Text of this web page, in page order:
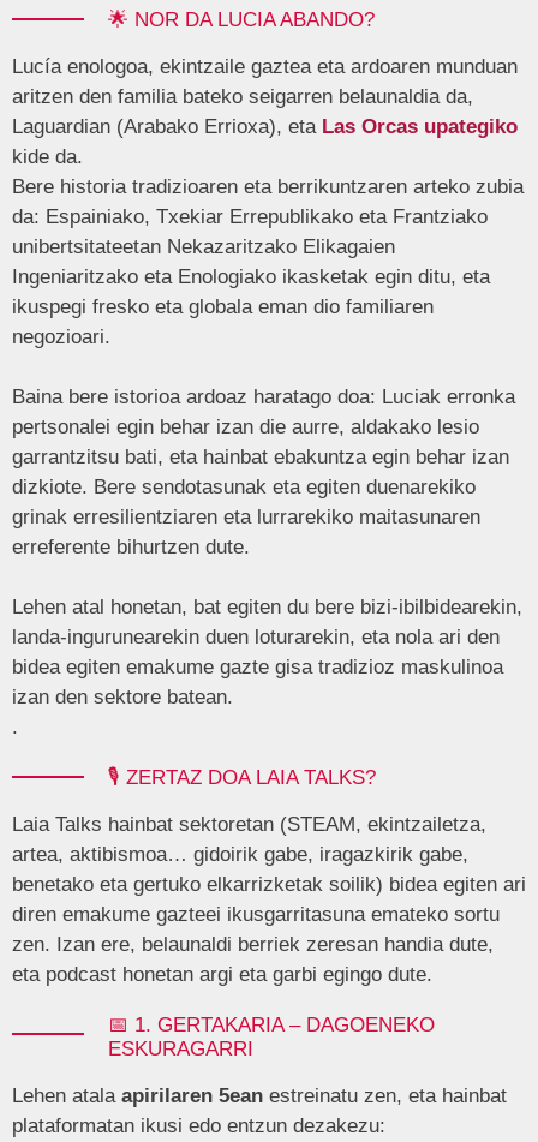
🌟 NOR DA LUCIA ABANDO?
Lucía enologoa, ekintzaile gaztea eta ardoaren munduan
aritzen den familia bateko seigarren belaunaldia da,
Laguardian (Arabako Errioxa), eta Las Orcas upategiko
kide da.
Bere historia tradizioaren eta berrikuntzaren arteko zubia
da: Espainiako, Txekiar Errepublikako eta Frantziako
unibertsitateetan Nekazaritzako Elikagaien
Ingeniaritzako eta Enologiako ikasketak egin ditu, eta
ikuspegi fresko eta globala eman dio familiaren
negozioari.
Baina bere istorioa ardoaz haratago doa: Luciak erronka
pertsonalei egin behar izan die aurre, aldakako lesio
garrantzitsu bati, eta hainbat ebakuntza egin behar izan
dizkiote. Bere sendotasunak eta egiten duenarekiko
grinak erresilientziaren eta lurrarekiko maitasunaren
erreferente bihurtzen dute.
Lehen atal honetan, bat egiten du bere bizi-ibilbidearekin,
landa-ingurunearekin duen loturarekin, eta nola ari den
bidea egiten emakume gazte gisa tradizioz maskulinoa
izan den sektore batean.
.
🎙️ ZERTAZ DOA LAIA TALKS?
Laia Talks hainbat sektoretan (STEAM, ekintzailetza,
artea, aktibismoa… gidoirik gabe, iragazkirik gabe,
benetako eta gertuko elkarrizketak soilik) bidea egiten ari
diren emakume gazteei ikusgarritasuna emateko sortu
zen. Izan ere, belaunaldi berriek zeresan handia dute,
eta podcast honetan argi eta garbi egingo dute.
📅 1. GERTAKARIA – DAGOENEKO
ESKURAGARRI
Lehen atala apirilaren 5ean estreinatu zen, eta hainbat
plataformatan ikusi edo entzun dezakezu: